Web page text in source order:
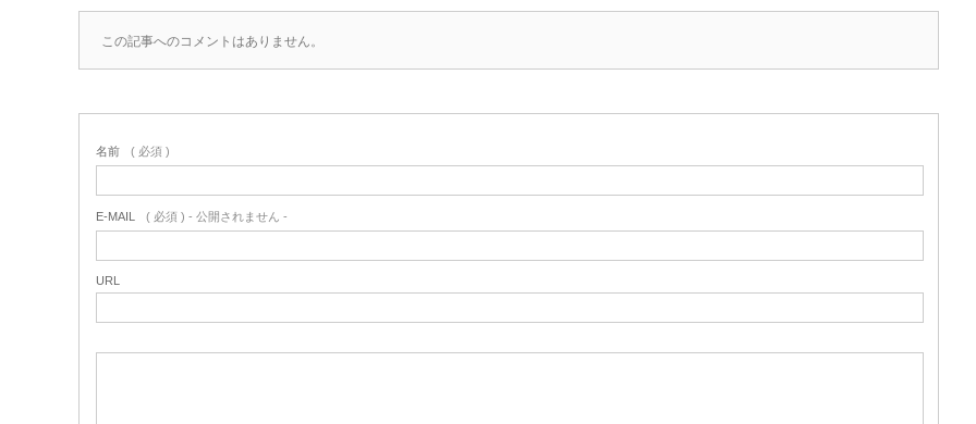
この記事へのコメントはありません。
名前 ( 必須 )
E-MAIL ( 必須 ) - 公開されません -
URL